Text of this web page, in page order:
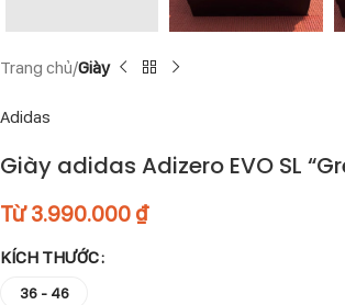
Trang chủ Giày
Adidas
Giày adidas Adizero EVO SL
Từ3.990.000 ₫
KÍCH THƯỚC
36 - 46